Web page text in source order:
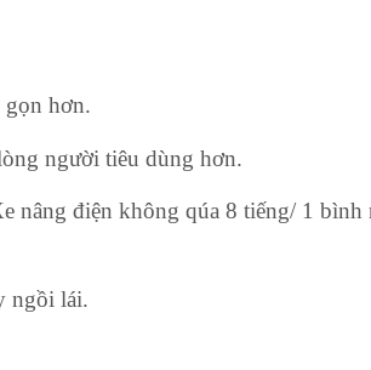
gọn hơn.
người tiêu dùng hơn.
nâng điện không qúa 8 tiếng/ 1
ngồi lái.